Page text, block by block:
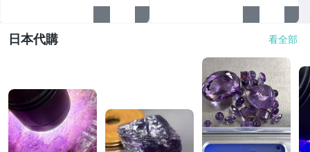
日本代購 看全部